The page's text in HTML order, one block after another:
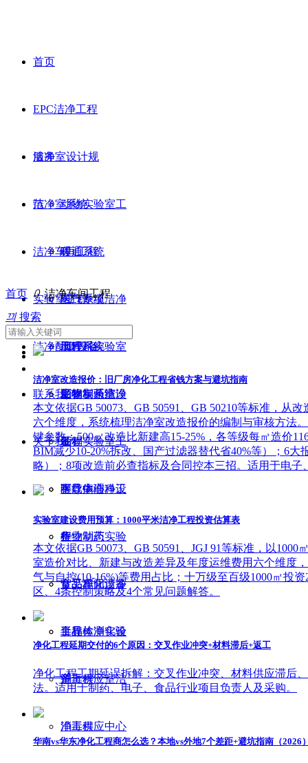
首页
EPC洁净工程
服务
动物实验室工
程
医疗专项洁净
工程
生物制药洁净
工程
半导体洁净工
程
食品车间洁净
工程
消毒供应室洁
净工程
洁净室设计规
范
洁净室系统
暖通系统
电气系统
地坪系统
彩钢板系统
洁净车间工程
实验室工程
病理科实验室
工程
动物实验室工
程
生物制药实验
室工程
食品检测实验
室工程
洁净配套设备
动物实验室设
备
医疗病理科设
备
食品净化设备
半导体净化设
备
消毒供应中心
联系我们
关于我们
下载中心
行业动态
首页 ꄲ 洁净车间工程
끠 搜索
洁净室改造报价：旧厂房净化工程省钱方案与避坑指南
本文依据GB 50073、GB 50591、GB 50210等标准，从
六个维度，系统梳理洁净室改造报价的编制与审核方法
键参数；500㎡改造比新建高15-25%，各等级每㎡造价
BIM减少10-20%拆改、国产过滤器替代省40%等）；6
略）；8项改造前必查指标及合同控本三招。适用于电
实验室建设费用预算：1000平米洁净工程投资估算表
本文依据GB 50073、GB 50591、JGJ 91等标准，以
室造价对比、新建与改造差异及年度运维费用六个维度
气与自控(10-16%)等费用占比；十万级至百级1000㎡投
区、4条控制策略及4个常见问题解答。
净化工程延期交付的6个原因：交叉作业冲突+材料滞后+返工
净化工程工期延误拆解：交叉作业冲突、材料供应滞后
法。适用于制药、电子、食品行业项目负责人及采购。
华南vs华东净化工程商怎么选？本地vs外地7个差距+避坑指南（2026